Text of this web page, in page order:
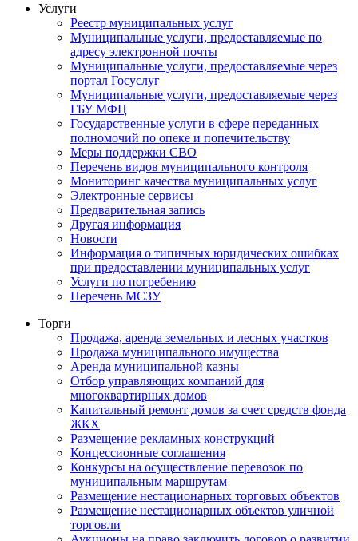
Услуги
Реестр муниципальных услуг
Муниципальные услуги, предоставляемые по
адресу электронной почты
Муниципальные услуги, предоставляемые через
портал Госуслуг
Муниципальные услуги, предоставляемые через
ГБУ МФЦ
Государственные услуги в сфере переданных
полномочий по опеке и попечительству
Меры поддержки СВО
Перечень видов муниципального контроля
Мониторинг качества муниципальных услуг
Электронные сервисы
Предварительная запись
Другая информация
Новости
Информация о типичных юридических ошибках
при предоставлении муниципальных услуг
Услуги по погребению
Перечень МСЗУ
Торги
Продажа, аренда земельных и лесных участков
Продажа муниципального имущества
Аренда муниципальной казны
Отбор управляющих компаний для
многоквартирных домов
Капитальный ремонт домов за счет средств фонда
ЖКХ
Размещение рекламных конструкций
Концессионные соглашения
Конкурсы на осуществление перевозок по
муниципальным маршрутам
Размещение нестационарных торговых объектов
Размещение нестационарных объектов уличной
торговли